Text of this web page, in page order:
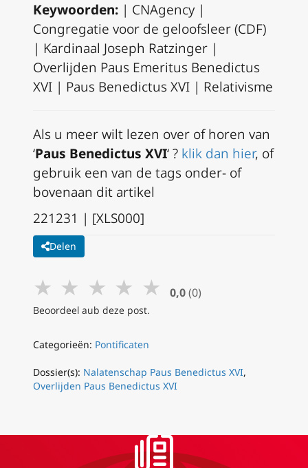
Keywoorden: | CNAgency |
Congregatie voor de geloofsleer (CDF)
| Kardinaal Joseph Ratzinger |
Overlijden Paus Emeritus Benedictus
XVI | Paus Benedictus XVI | Relativisme
Als u meer wilt lezen over of horen van
‘Paus Benedictus XVI‘ ? klik dan hier, of
gebruik een van de tags onder- of
bovenaan dit artikel
221231 | [XLS000]
Delen
★ ★ ★ ★ ★ 0,0 (0)
Beoordeel aub deze post.
Categorieën: Pontificaten
Dossier(s): Nalatenschap Paus Benedictus XVI,
Overlijden Paus Benedictus XVI